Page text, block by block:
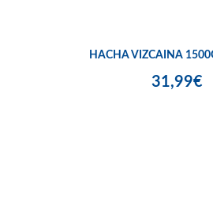
HACHA VIZCAINA
31,99€